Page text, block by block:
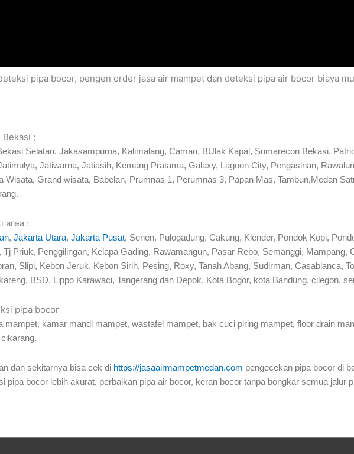
pipa bocor, pengen order jasa air mampet dan deteksi pipa air bocor biaya
;
Selatan, Jakasampurna, Kalimalang, Caman, BUlak Kapal, Sumarecon Bekasi,
Jatiwarna, Jatiasih, Kemang Pratama, Galaxy, Lagoon City, Pengasinan,
Wisata, Grand wisata, Babelan, Prumnas 1, Perumnas 3, Papan Mas, Tambun,Medan
area :
, Jakarta Utara, Jakarta Pusat, Senen, Pulogadung, Cakung, Klender, Pondok Kopi,
Priuk, Penggilingan, Kelapa Gading, Rawamangun, Pasar Rebo, Semanggi, Mampang,
Slipi, Kebon Jeruk, Kebon Sirih, Pesing, Roxy, Tanah Abang, Sudirman, Casablanca,
BSD, Lippo Karawaci, Tangerang dan Depok, Kota Bogor, kota Bandung, cilegon,
pipa bocor
mampet, kamar mandi mampet, wastafel mampet, bak cuci piring mampet, floor drain
dan sekitarnya bisa cek di https://jasaairmampetmedan.com pengecekan pipa bocor di
pipa bocor lebih akurat, perbaikan pipa air bocor, keran bocor tanpa bongkar semua jalur